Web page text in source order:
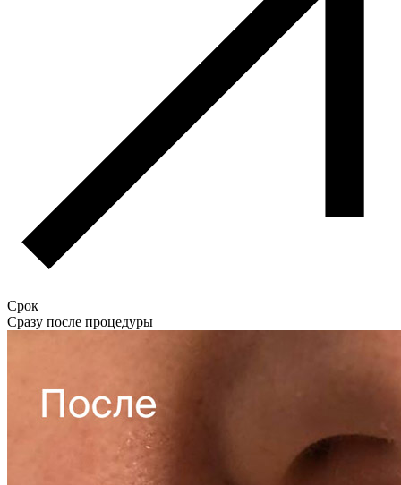
Срок
Сразу после процедуры